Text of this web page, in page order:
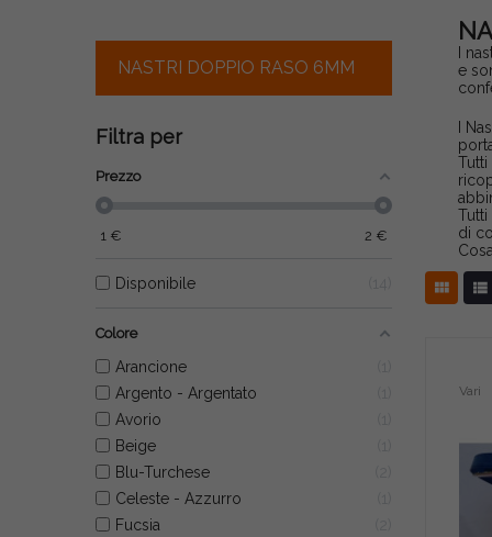
NASTRI DOPPIO RASO 6MM
Filtra per
Prezzo
1 € 2 €
Disponibile
Colore
Arancione
Argento - Argentato
Avorio
Beige
Blu-Turchese
Celeste - Azzurro
Fucsia
I
e
I
di
 
Vari